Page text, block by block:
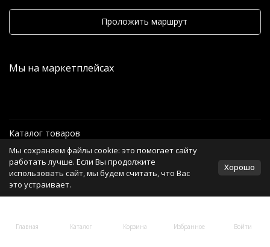
Главная Каталог Корзина Избранное Войти
Проложить маршрут
Мы на маркетплейсах
Каталог товаров
Информация
Политика персональных данных
Мы сохраняем файлы cookie: это помогает сайту
работать лучше. Если Вы продолжите
использовать сайт, мы будем считать, что Вас
это устраивает.
Хорошо